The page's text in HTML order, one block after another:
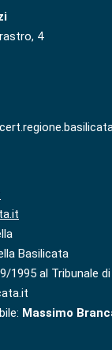
4
Basilicata
1995 al Tribunale
Massimo